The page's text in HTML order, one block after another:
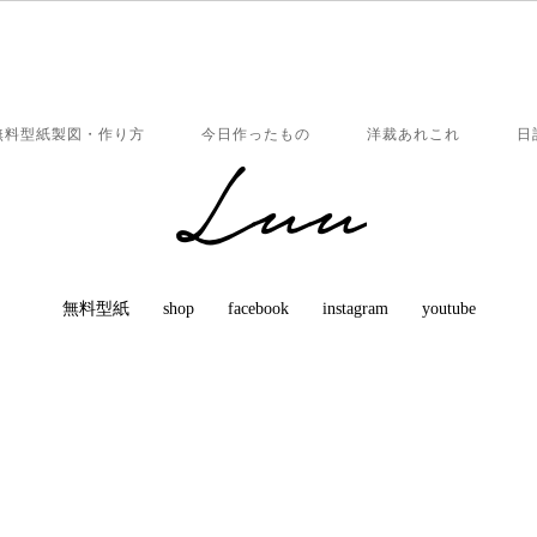
料型紙製図・作り方 今日作ったもの 洋裁あれこれ 日
無料型紙 shop facebook instagram youtube